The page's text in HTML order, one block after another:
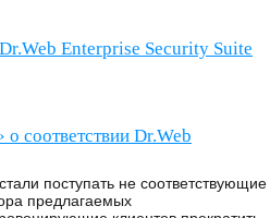
Enterprise Security Suite
соответствии Dr.Web
поступать не соответствующие
предлагаемых